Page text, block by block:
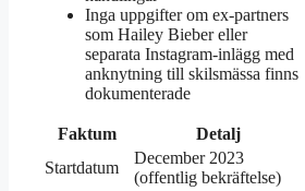
Inga uppgifter om ex-partners
som Hailey Bieber eller
separata Instagram-inlägg med
anknytning till skilsmässa finns
dokumenterade
Faktum
Detalj
Startdatum
December 2023
(offentlig bekräftelse)